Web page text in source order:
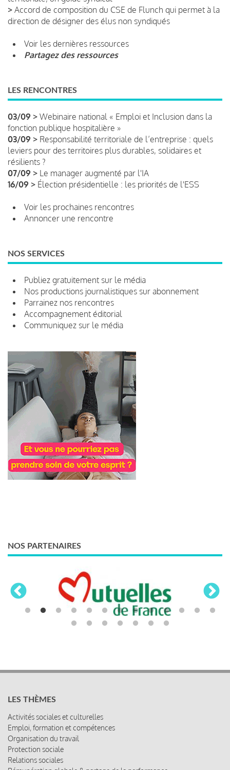
> Accord de composition du CSE de Flunch qui permet à la
direction de désigner des élus non syndiqués
Voir les dernières ressources
Partagez des ressources
LES RENCONTRES
03/09 > Webinaire national « Emploi et Inclusion dans la
fonction publique hospitalière »
03/09 > Responsabilité territoriale de l’entreprise : quels
leviers pour des territoires plus durables, solidaires et
résilients ?
07/09 > Le manager augmenté par l'IA
16/09 > Élection présidentielle : les priorités de l'ESS
Voir les prochaines rencontres
Annoncer une rencontre
NOS SERVICES
Publiez gratuitement sur le média
Nos productions journalistiques sur abonnement
Parrainez nos rencontres
Accompagnement éditorial
Communiquez sur le média
NOS PARTENAIRES
LES THÈMES
Activités sociales et culturelles
Emploi, formation et compétences
Organisation du travail
Protection sociale
Relations sociales